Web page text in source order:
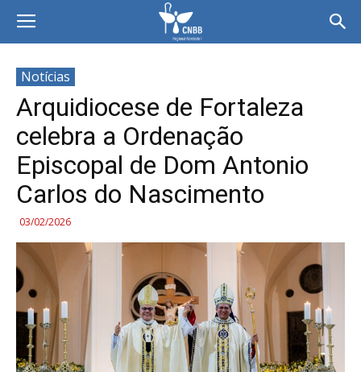
Notícias
Arquidiocese de Fortaleza
celebra a Ordenação
Episcopal de Dom Antonio
Carlos do Nascimento
03/02/2026